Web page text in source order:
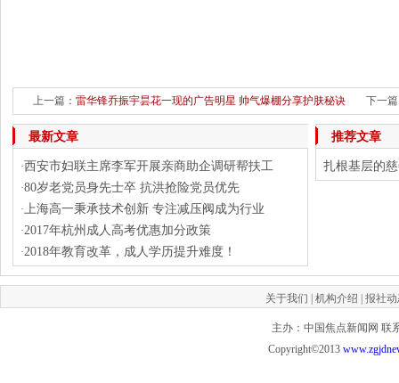
上一篇： 雷华锋乔振宇昙花一现的广告明星 帅气爆棚分享护肤秘诀 下一
最新文章
·西安市妇联主席李军开展亲商助企调研帮扶工
·80岁老党员身先士卒 抗洪抢险党员优先
·上海高一秉承技术创新 专注减压阀成为行业
·2017年杭州成人高考优惠加分政策
·2018年教育改革，成人学历提升难度！
推荐文章
扎根基层的
关于我们 机构介绍 报社
主办：中国焦点新闻网 联
Copyright©2013